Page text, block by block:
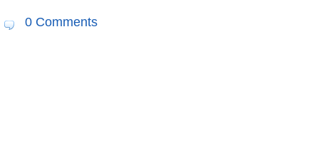
0 Comments